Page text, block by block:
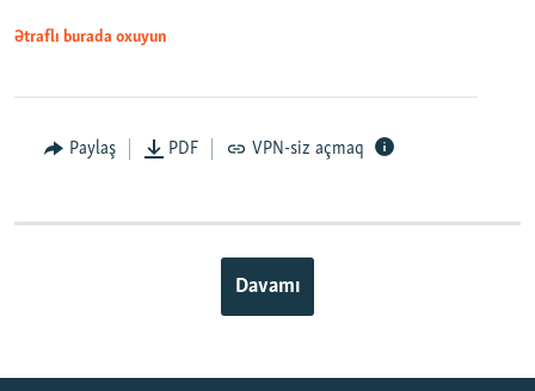
Ətraflı burada oxuyun
Paylaş PDF VPN-siz açmaq
Davamı